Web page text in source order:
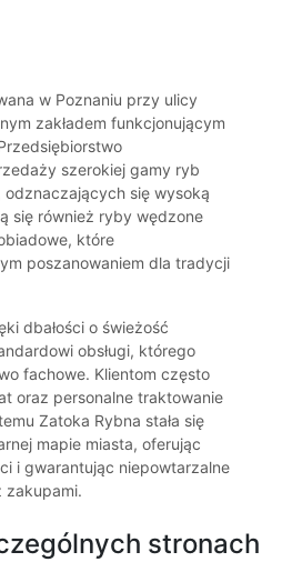
w Poznaniu przy ulicy
zakładem funkcjonującym
szerokiej gamy ryb
się wysoką
się również ryby wędzone
które
poszanowaniem dla tradycji
dbałości o świeżość
obsługi, którego
fachowe. Klientom często
oraz personalne traktowanie
Zatoka Rybna stała się
mapie miasta, oferując
i gwarantując niepowtarzalne
zakupami.
stronach